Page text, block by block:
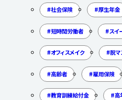
社会保険 厚生年金
短時間労働者 スイ
オフィスメイク 脱マ
高齢者 雇用保険
教育訓練給付金 高